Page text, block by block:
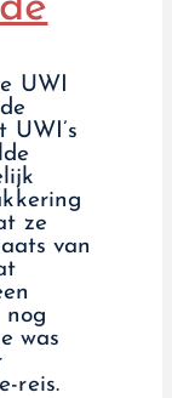
UWI
UWI’s
ze
van
nog
was
reis.